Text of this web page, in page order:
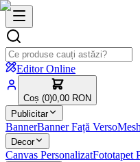
Editor Online
Coș (0)0,00 RON
Publicitar
BannerBanner Față Verso
Decor
Canvas PersonalizatFototapet